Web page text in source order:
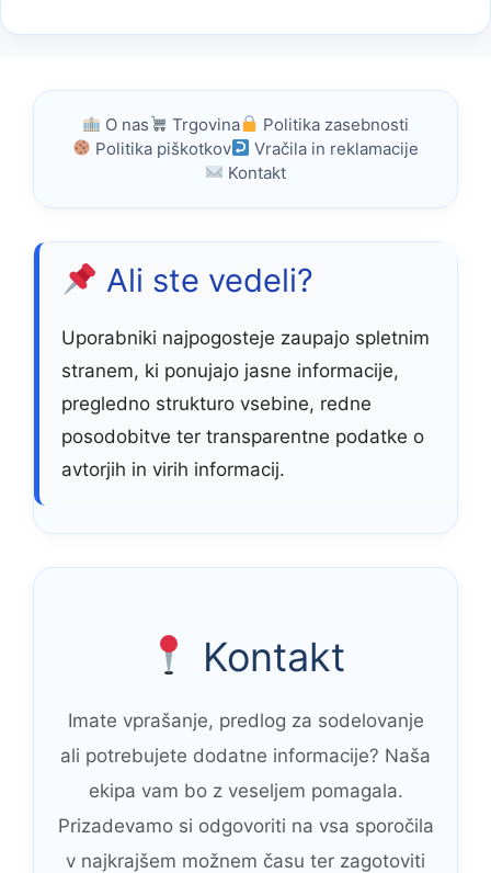
O nas Trgovina
Politika zasebnosti
Politika piškotkov
Vračila in reklamacije
Kontakt
Ali ste vedeli?
Uporabniki najpogosteje zaupajo spletnim
stranem, ki ponujajo jasne informacije,
pregledno strukturo vsebine, redne
posodobitve ter transparentne podatke o
avtorjih in virih informacij.
Kontakt
Imate vprašanje, predlog za sodelovanje
ali potrebujete dodatne informacije? Naša
ekipa vam bo z veseljem pomagala.
Prizadevamo si odgovoriti na vsa sporočila
v najkrajšem možnem času ter zagotoviti